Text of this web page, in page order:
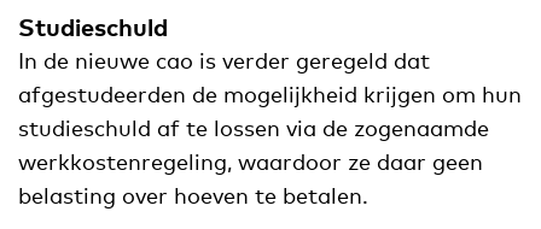
Studieschuld
In de nieuwe cao is verder geregeld dat
afgestudeerden de mogelijkheid krijgen om hun
studieschuld af te lossen via de zogenaamde
werkkostenregeling, waardoor ze daar geen
belasting over hoeven te betalen.